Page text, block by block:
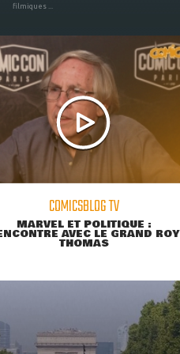
filmiques ...
COMICSBLOG TV
MARVEL ET POLITIQUE :
AVEC LE GRAND ROY
THOMAS